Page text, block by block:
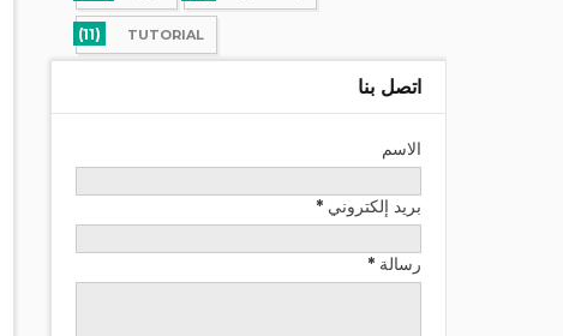
TUTORIAL
(11)
اتصل بنا
الاسم
بريد إلكتروني *
رسالة *